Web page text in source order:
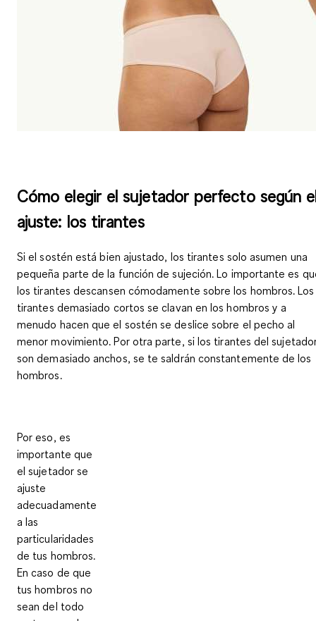
Cómo elegir el sujetador perfecto según
ajuste: los tirantes
Si el sostén está bien ajustado, los tirantes solo asumen una
pequeña parte de la función de sujeción.Lo importante es
los tirantes descansen cómodamente sobre los hombros. Los
tirantes demasiado cortos se clavan en los hombros y a
menudo hacen que el sostén se deslice sobre el pecho al
menor movimiento. Por otra parte, si los tirantes del
son demasiado anchos, se te saldrán constantemente de los
hombros.
Por eso, es
importante que
el sujetador se
ajuste
adecuadamente
a las
particularidades
de tus hombros.
En caso de que
tus hombros no
sean del todo